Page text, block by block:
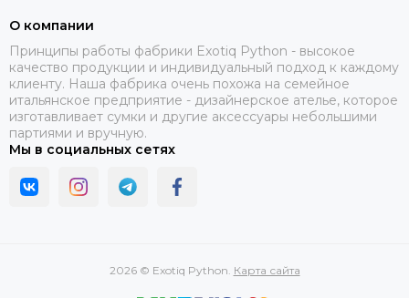
О компании
Принципы работы фабрики Exotiq Python - высокое
качество продукции и индивидуальный подход к каждому
клиенту. Наша фабрика очень похожа на семейное
итальянское предприятие - дизайнерское ателье, которое
изготавливает сумки и другие аксессуары небольшими
партиями и вручную.
Мы в социальных сетях
2026 © Exotiq Python. Карта сайта